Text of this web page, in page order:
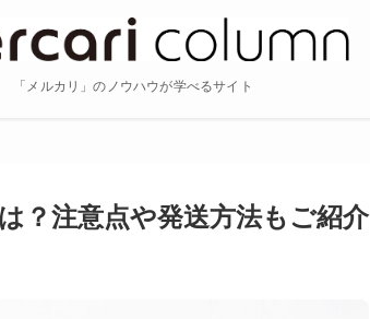
「メルカリ」のノウハウが学べるサイト
？注意点や発送方法もご紹介